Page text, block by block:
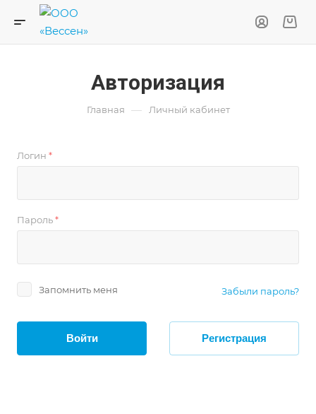
Авторизация
Главная — Личный кабинет
Логин *
Пароль*
Запомнить меня Забыли пароль?
Войти Регистрация